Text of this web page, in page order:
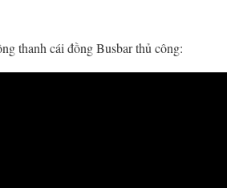
thanh cái đồng Busbar thủ công: